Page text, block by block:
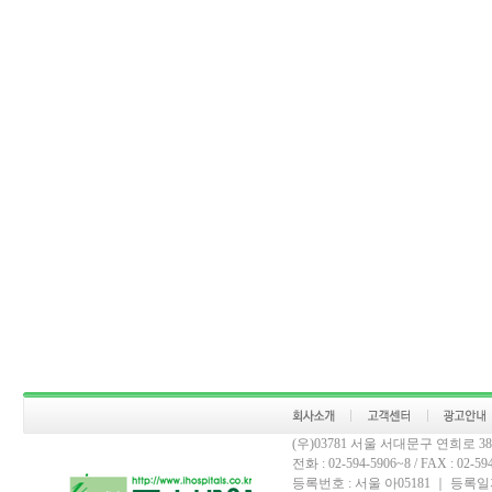
(우)03781 서울 서대문구 연희로
전화 : 02-594-5906~8 / FAX : 02-
등록번호 : 서울 아05181 ｜ 등록